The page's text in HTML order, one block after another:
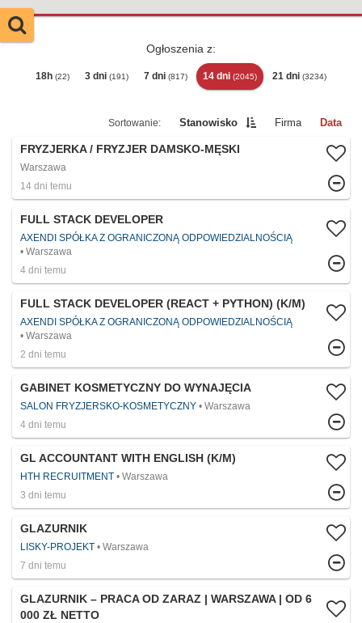
Ogłoszenia z:
18h (22) 3 dni (191) 7 dni (817) 14 dni (2045) 21 dni (3234)
Stanowisko Firma Data
FRYZJERKA / FRYZJER DAMSKO-MĘSKI
Warszawa
14 dni temu
FULL STACK DEVELOPER
AXENDI SPÓŁKA Z OGRANICZONĄ ODPOWIEDZIALNOŚCIĄ
Warszawa
4 dni temu
FULL STACK DEVELOPER (REACT + PYTHON) (K/M)
AXENDI SPÓŁKA Z OGRANICZONĄ ODPOWIEDZIALNOŚCIĄ
Warszawa
2 dni temu
GABINET KOSMETYCZNY DO WYNAJĘCIA
SALON FRYZJERSKO-KOSMETYCZNY
Warszawa
4 dni temu
GL ACCOUNTANT WITH ENGLISH (K/M)
HTH RECRUITMENT
Warszawa
3 dni temu
GLAZURNIK
LISKY-PROJEKT
Warszawa
7 dni temu
GLAZURNIK – PRACA OD ZARAZ | WARSZAWA | OD 6
000 ZŁ NETTO